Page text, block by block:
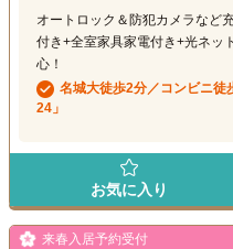
オートロック＆防犯カメラなど
付き+全室家具家電付き+光ネッ
心！
名城大徒歩2分／コンビニ徒
24」
お気に入り
来春入居予約受付